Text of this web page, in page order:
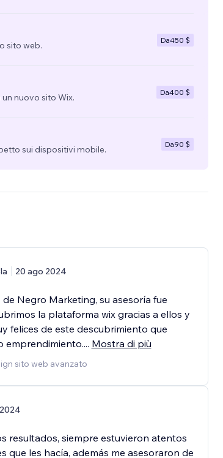
sito web.
Da450 $
nuovo sito Wix.
Da400 $
sui dispositivi mobile.
Da90 $
20 ago 2024
Negro Marketing, su asesoría fue
la plataforma wix gracias a ellos y
felices de este descubrimiento que
emprendimiento.... Mostra di più
sito web avanzato
resultados, siempre estuvieron atentos
que les hacía, además me asesoraron de